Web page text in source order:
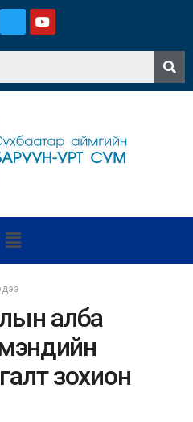
алба
мэндийн
зохион